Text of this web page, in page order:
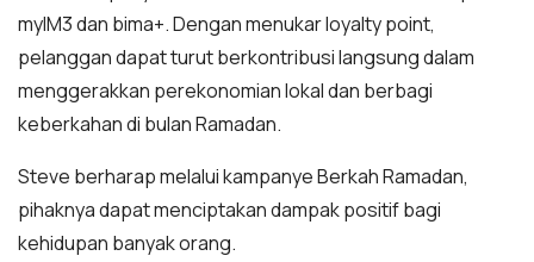
myIM3 dan bima+. Dengan menukar loyalty point,
pelanggan dapat turut berkontribusi langsung dalam
menggerakkan perekonomian lokal dan berbagi
keberkahan di bulan Ramadan.
Steve berharap melalui kampanye Berkah Ramadan,
pihaknya dapat menciptakan dampak positif bagi
kehidupan banyak orang.